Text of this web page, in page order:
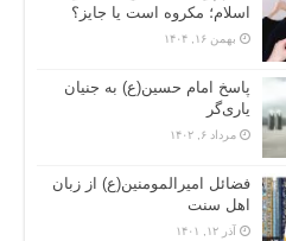
اسلام؛ مکروه است یا جایز؟
بهمن ۱۶, ۱۴۰۴
پاسخ امام حسین(ع) به جنیان
یاری‌گر
مرداد ۶, ۱۴۰۲
فضائل امیرالمومنین(ع) از زبان
اهل سنت
آذر ۱۲, ۱۴۰۱